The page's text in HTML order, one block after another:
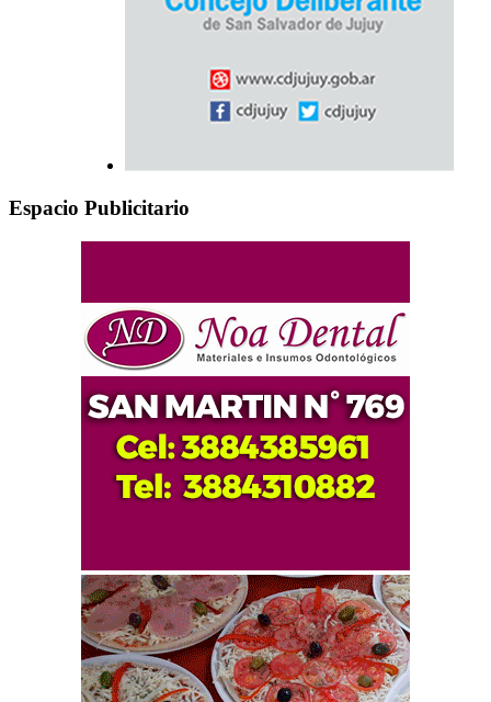
Espacio Publicitario